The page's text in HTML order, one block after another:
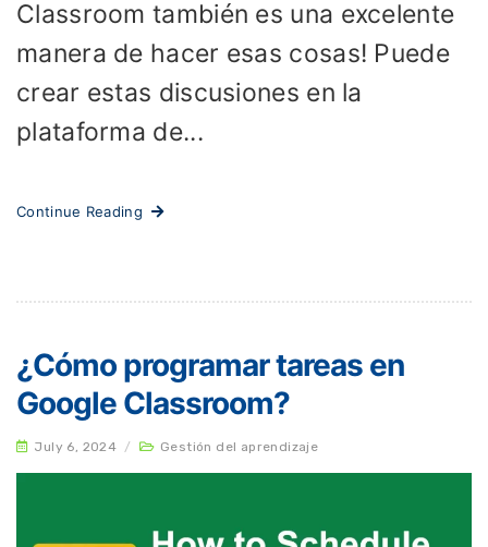
Classroom también es una excelente
manera de hacer esas cosas! Puede
crear estas discusiones en la
plataforma de...
Continue Reading
¿Cómo programar tareas en
Google Classroom?
July 6, 2024 / Gestión del aprendizaje